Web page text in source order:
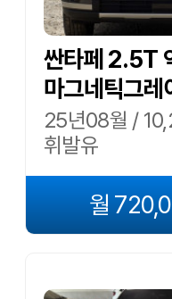
싼타페 2.5T
마그네틱그레
25년08월 /
휘발유
월